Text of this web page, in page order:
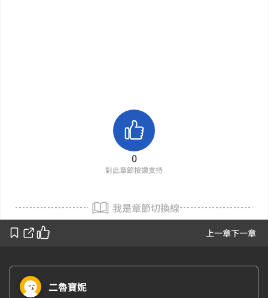
上一章下一章
0
對此章節按讚支持
我是章節切換線
二魯寶妮